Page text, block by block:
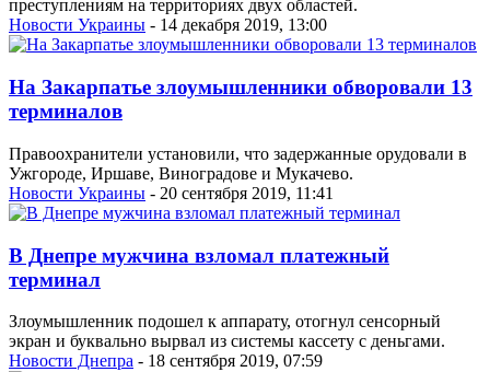
преступлениям на территориях двух областей.
Новости Украины - 14 декабря 2019, 13:00
На Закарпатье злоумышленники обворовали 13
терминалов
Правоохранители установили, что задержанные орудовали в
Ужгороде, Иршаве, Виноградове и Мукачево.
Новости Украины - 20 сентября 2019, 11:41
В Днепре мужчина взломал платежный
терминал
Злоумышленник подошел к аппарату, отогнул сенсорный
экран и буквально вырвал из системы кассету с деньгами.
Новости Днепра - 18 сентября 2019, 07:59